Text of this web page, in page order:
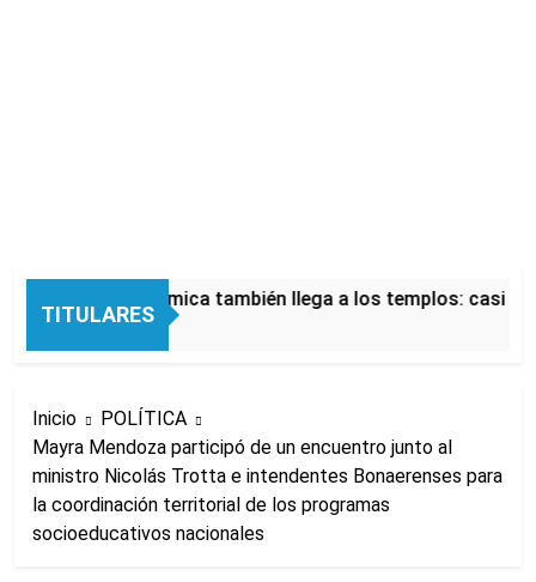
TITULARES
La crisis económica también llega a los templos: casi la
Inicio
POLÍTICA
Mayra Mendoza participó de un encuentro junto al
ministro Nicolás Trotta e intendentes Bonaerenses para
la coordinación territorial de los programas
socioeducativos nacionales